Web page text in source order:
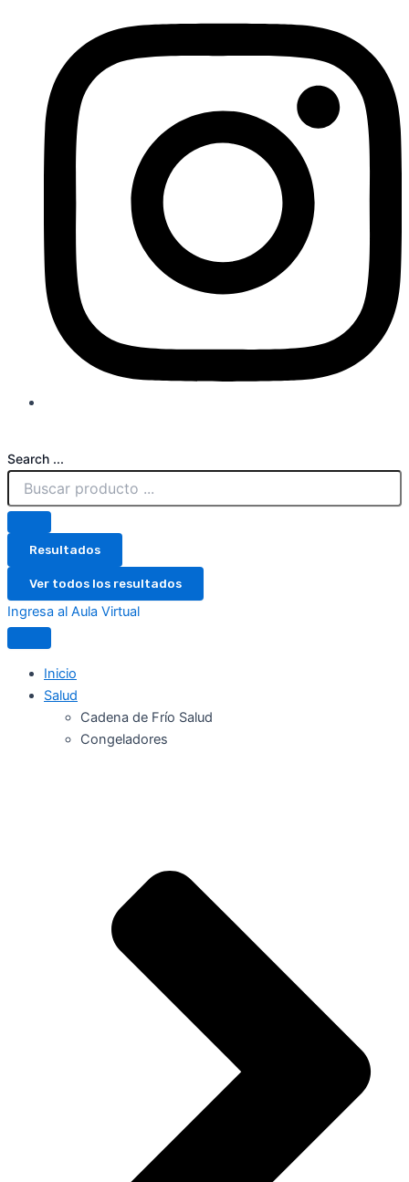
Search ...
Resultados
Ver todos los resultados
Ingresa al Aula Virtual
Inicio
Salud
Cadena de Frío Salud
Congeladores